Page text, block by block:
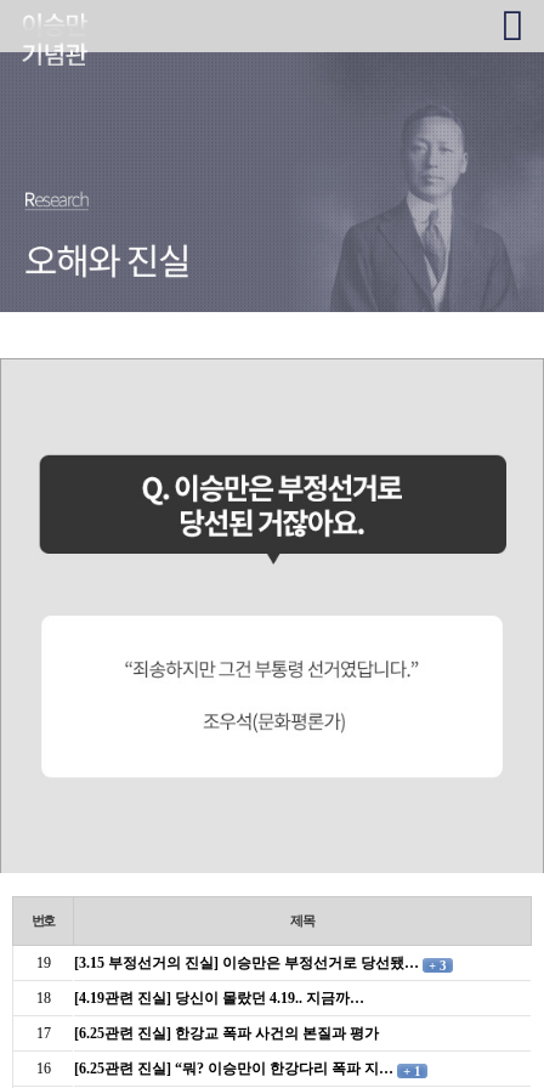
번호 제목
19 [3.15 부정선거의 진실] 이승만은 부정선거로 당선됐… + 3
18 [4.19관련 진실] 당신이 몰랐던 4.19.. 지금까…
17 [6.25관련 진실] 한강교 폭파 사건의 본질과 평가
16 [6.25관련 진실] “뭐? 이승만이 한강다리 폭파 지… + 1